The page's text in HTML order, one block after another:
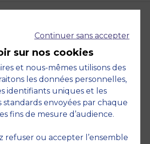
et
Continuer sans accepter
sur nos cookies
et nous-mêmes utilisons des
les données personnelles,
identifiants uniques et les
standards envoyées par chaque
fins de mesure d’audience.
refuser ou accepter l’ensemble